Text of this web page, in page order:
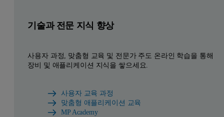
기술과 전문 지식 향상
사용자 과정, 맞춤형 교육 및 전문가 주도 온라인 학습을 통해
장비 및 애플리케이션 지식을 쌓으세요.
사용자 교육 과정
맞춤형 애플리케이션 교육
MP Academy